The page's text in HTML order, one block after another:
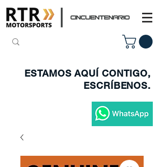
ESTAMOS AQUÍ CONTIGO,
ESCRÍBENOS.